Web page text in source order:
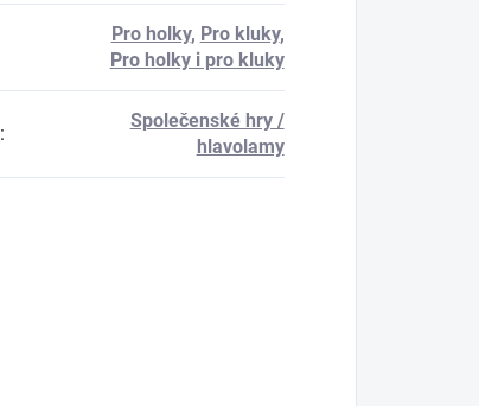
Pro holky, Pro kluky,
Pro holky i pro kluky
:
Společenské hry /
hlavolamy